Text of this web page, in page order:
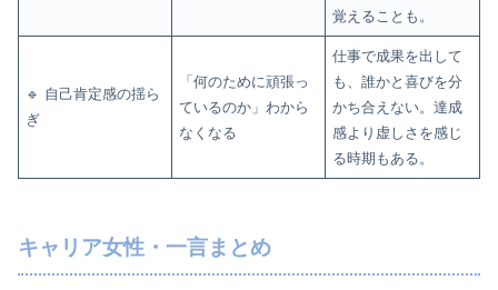
覚えることも。
🔹 自己肯定感の揺ら
ぎ
「何のために頑張っ
ているのか」わから
なくなる
仕事で成果を出して
も、誰かと喜びを分
かち合えない。達成
感より虚しさを感じ
る時期もある。
キャリア女性・一言まとめ